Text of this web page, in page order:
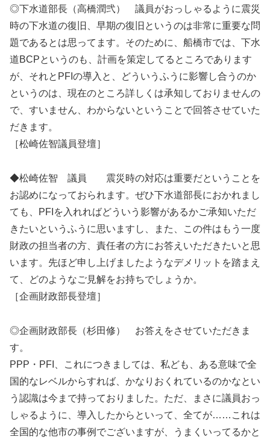
◎下水道部長（高橋潤弐） 議員がおっしゃるように震災
時の下水道の復旧、早期の復旧というのは非常に重要な問
題であるとは思ってます。そのために、船橋市では、下水
道BCPというのも、計画を策定してるところであります
が、それとPFIの導入と、どういうふうに影響し合うのか
というのは、現在のところ詳しくは承知しておりませんの
で、すいません、わからないということで回答させていた
だきます。
［松崎佐智議員登壇］
◆松崎佐智 議員 震災時の対応は重要だということを
お認めになっておられます。ぜひ下水道部長におかれまし
ても、PFIを入れればどういう影響があるかご承知いただ
きたいというふうに思いますし、また、この件はもう一度
財政の担当者の方、責任者の方にお答えいただきたいと思
います。先ほど申し上げましたようなデメリットを踏まえ
て、どのようなご見解をお持ちでしょうか。
［企画財政部長登壇］
◎企画財政部長（杉田修） お答えをさせていただきま
す。
PPP・PFI、これにつきましては、私ども、ある意味で全
国的なレベルからすれば、かなりおくれているのかなとい
う認識は今まで持っておりました。ただ、まさに議員おっ
しゃるように、導入したからといって、全てが……これは
全国的な他市の事例でございますが、うまくいってるかと